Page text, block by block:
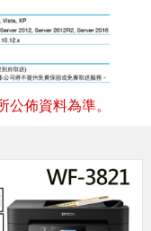
佈資料為準。